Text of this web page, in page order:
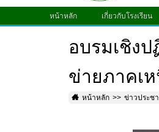
หน้าหลัก เกี่ยวกับโรงเรียน
อบรมเชิง
ข่ายภาคเ
หน้าหลัก ข่าวประช